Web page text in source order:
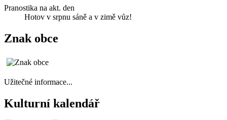
Pranostika na akt. den
Hotov v srpnu sáně a v zimě vůz!
Znak obce
Užitečné informace...
Kulturní kalendář